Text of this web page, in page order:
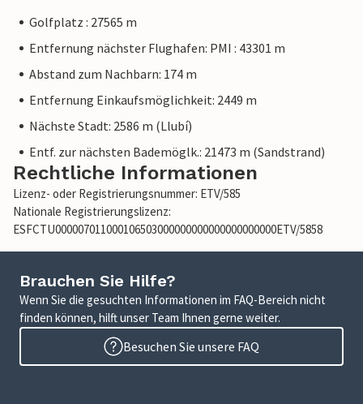
Golfplatz : 27565 m
Entfernung nächster Flughafen: PMI : 43301 m
Abstand zum Nachbarn: 174 m
Entfernung Einkaufsmöglichkeit: 2449 m
Nächste Stadt: 2586 m (Llubí)
Entf. zur nächsten Bademöglk.: 21473 m (Sandstrand)
Rechtliche Informationen
Lizenz- oder Registrierungsnummer: ETV/585
Nationale Registrierungslizenz:
ESFCTU000007011000106503000000000000000000000ETV/5858
Brauchen Sie Hilfe?
Wenn Sie die gesuchten Informationen im FAQ-Bereich nicht
finden können, hilft unser Team Ihnen gerne weiter.
Besuchen Sie unsere FAQ